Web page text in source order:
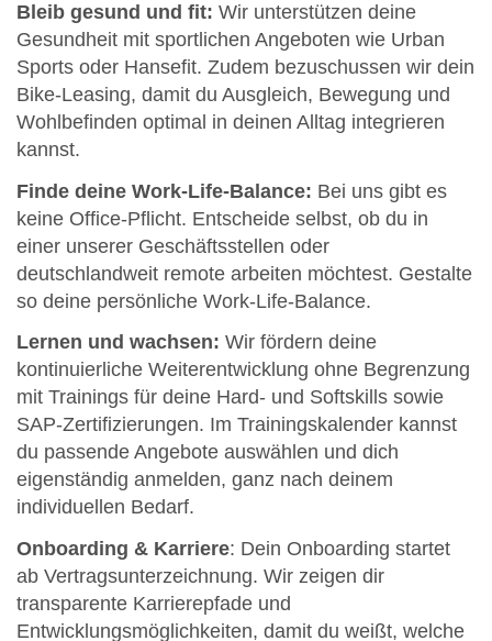
Bleib gesund und fit: Wir unterstützen deine
Gesundheit mit sportlichen Angeboten wie Urban
Sports oder Hansefit. Zudem bezuschussen wir dein
Bike-Leasing, damit du Ausgleich, Bewegung und
Wohlbefinden optimal in deinen Alltag integrieren
kannst.
Finde deine Work-Life-Balance: Bei uns gibt es
keine Office-Pflicht. Entscheide selbst, ob du in
einer unserer Geschäftsstellen oder
deutschlandweit remote arbeiten möchtest. Gestalte
so deine persönliche Work-Life-Balance.
Lernen und wachsen: Wir fördern deine
kontinuierliche Weiterentwicklung ohne Begrenzung
mit Trainings für deine Hard- und Softskills sowie
SAP-Zertifizierungen. Im Trainingskalender kannst
du passende Angebote auswählen und dich
eigenständig anmelden, ganz nach deinem
individuellen Bedarf.
Onboarding & Karriere: Dein Onboarding startet
ab Vertragsunterzeichnung. Wir zeigen dir
transparente Karrierepfade und
Entwicklungsmöglichkeiten, damit du weißt, welche